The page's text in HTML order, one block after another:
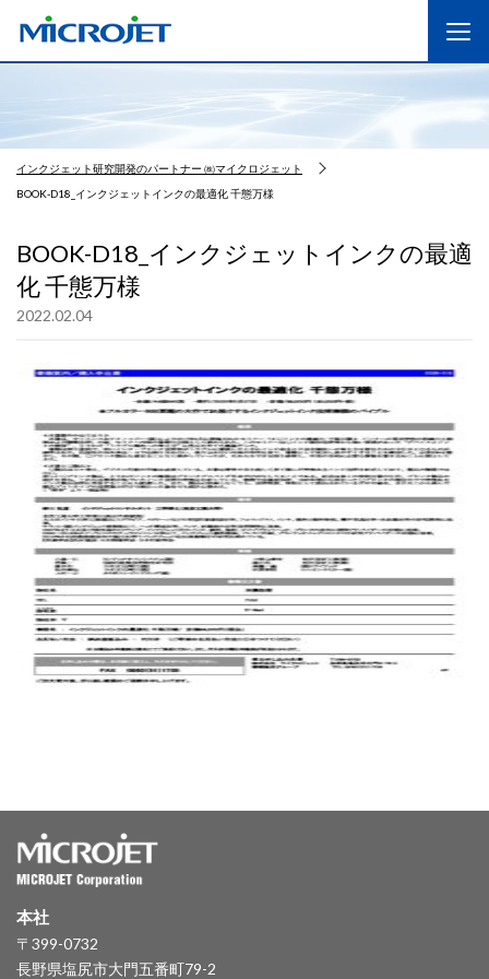
インクジェット研究開発のパートナー ㈱マイクロジェット
BOOK-D18_インクジェットインクの最適化 千態万様
BOOK-D18_インクジェットインクの最適
化 千態万様
2022.02.04
本社
〒399-0732
長野県塩尻市大門五番町79-2